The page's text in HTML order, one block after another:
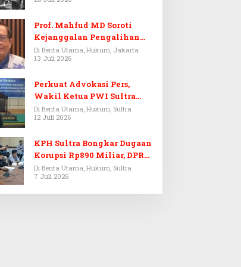
Prof. Mahfud MD Soroti
Kejanggalan Pengalihan
Penyelidikan Tersangka
Febrie Adriansyah
Di Berita Utama, Hukum, Jakarta
13 Juli 2026
Perkuat Advokasi Pers,
Wakil Ketua PWI Sultra
Resmi Dilantik Menjadi
Advokat PERADI
Di Berita Utama, Hukum, Sultra
12 Juli 2026
KPH Sultra Bongkar Dugaan
Korupsi Rp890 Miliar, DPRD
Sultra Gelar RDP
Di Berita Utama, Hukum, Sultra
7 Juli 2026